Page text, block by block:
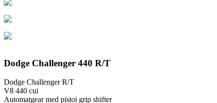
Dodge Challenger 440 R/T
Dodge Challenger R/T
V8 440 cui
Automatgear med pistoi grip shifter